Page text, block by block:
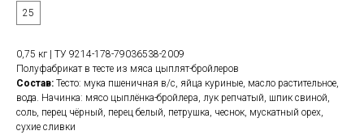
25
0,75 кг | ТУ 9214-178-79036538-2009
Полуфабрикат в тесте из мяса цыплят-бройлеров
Состав: Тесто: мука пшеничная в/с, яйца куриные, масло растительное,
вода. Начинка: мясо цыплёнка-бройлера, лук репчатый, шпик свиной,
соль, перец чёрный, перец белый, петрушка, чеснок, мускатный орех,
сухие сливки